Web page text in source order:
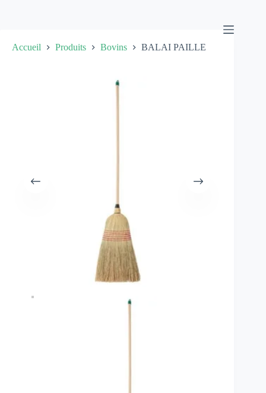
Accueil Produits Bovins BALAI PAILLE